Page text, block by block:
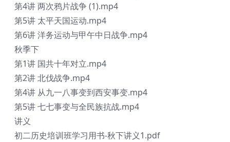
第4讲 两次鸦片战争 (1).mp4
第5讲 太平天国运动.mp4
第6讲 洋务运动与甲午中日战争.mp4
秋季下
第1讲 国共十年对立.mp4
第2讲 北伐战争.mp4
第4讲 从九一八事变到西安事变.mp4
第5讲 七七事变与全民族抗战.mp4
讲义
初二历史培训班学习用书-秋下讲义1.pdf